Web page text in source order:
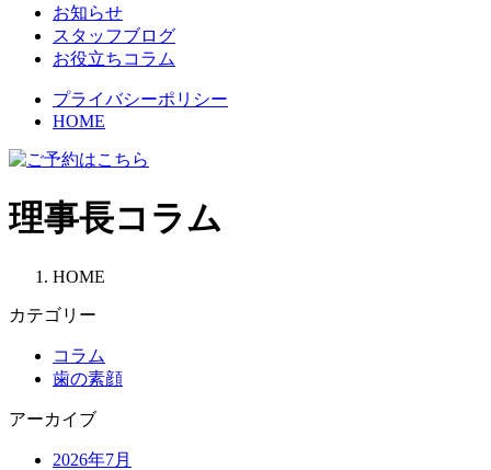
お知らせ
スタッフブログ
お役立ちコラム
プライバシーポリシー
HOME
理事長コラム
HOME
カテゴリー
コラム
歯の素顔
アーカイブ
2026年7月